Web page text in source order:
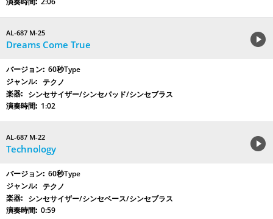
AL-687 M-25
Dreams Come True
60秒Type
テクノ
シンセサイザー/シンセパッド/シンセブラス
1:02
AL-687 M-22
Technology
60秒Type
テクノ
シンセサイザー/シンセベース/シンセブラス
0:59